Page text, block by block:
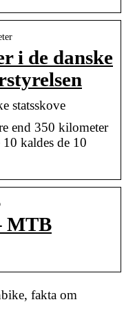
i de danske
statsskove
end 350 kilometer
kaldes de 10
MTB
fakta om